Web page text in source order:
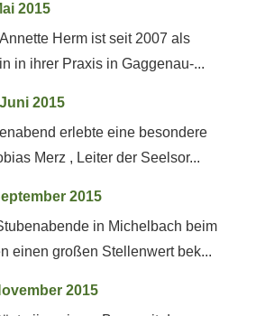
2015
Herm ist seit 2007 als
in ihrer Praxis in Gaggenau-...
2015
erlebte eine besondere
Merz , Leiter der Seelsor...
2015
in Michelbach beim
einen großen Stellenwert bek...
2015